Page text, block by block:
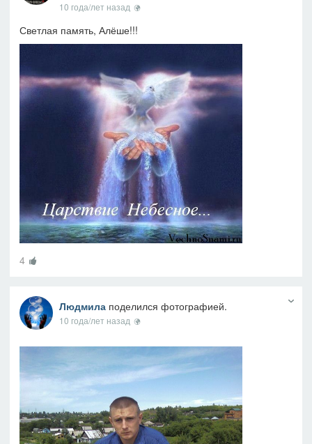
10 года/лет назад
Светлая память, Алёше!!!
4
Людмилаподелился фотографией.
10 года/лет назад